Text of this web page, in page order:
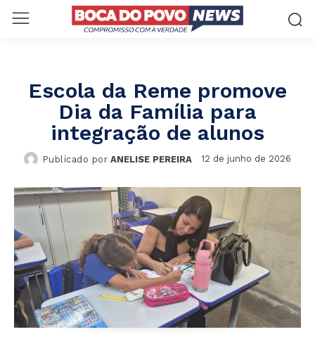
Escola da Reme promove
Dia da Família para
integração de alunos
Publicado por ANELISE PEREIRA 12 de junho de 2026